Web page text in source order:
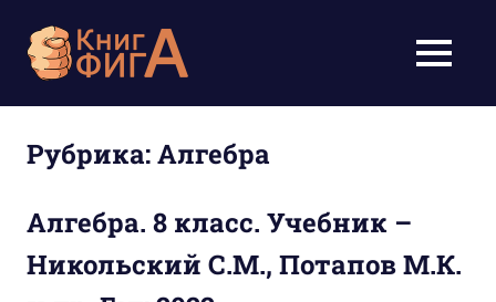
содержимому
для
школьников
11
МЕНЮ
Рубрика:Алгебра
Алгебра. 8 класс. Учебник –
Никольский С.М., Потапов М.К.